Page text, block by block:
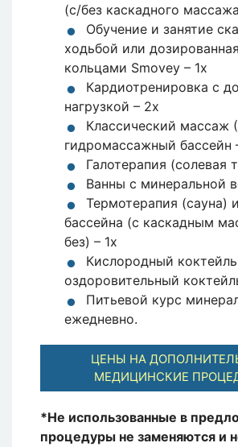
(с/без каскадного
Обучение и занятие
ходьбой или
кольцами Smovey – 1x
Кардиотренировка с
нагрузкой – 2x
Классический массаж
гидромассажный бассейн
Галотерапия (солевая
Ванны с минеральной
Термотерапия (сауна)
бассейна (с каскадным
без) – 1x
Кислородный
оздоровительный
Питьевой курс
ежедневно.
ЦЕНЫ НА
МЕДИЦИНСКИЕ
*Не использованные в
процедуры не заменяются и